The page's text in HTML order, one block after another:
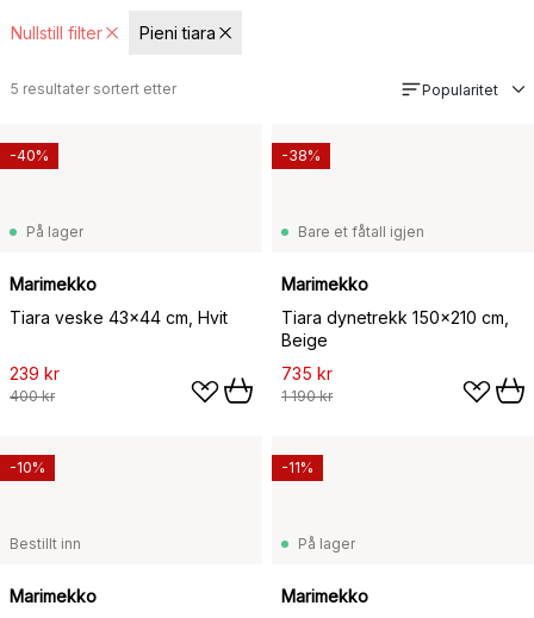
Nullstill filter Pieni tiara
5 resultater sortert etter Popularitet
På lager
Marimekko
Tiara veske 43x44 cm, Hvit
239 kr
400 kr
-40%
Bare et fåtall igjen
Marimekko
Tiara dynetrekk 150x210 cm,
Beige
735 kr
1 190 kr
-38%
Bestillt inn
Marimekko
-10%
På lager
Marimekko
-11%